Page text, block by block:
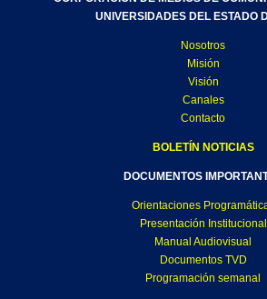
UNIVERSIDADES DEL ESTADO
Nosotros
Misión
Visión
Canales
Contacto
BOLETÍN NOTICIAS
DOCUMENTOS
Orientaciones
Presentación Institucional
Manual Audiovisual
Documentos TVD
Programación semanal